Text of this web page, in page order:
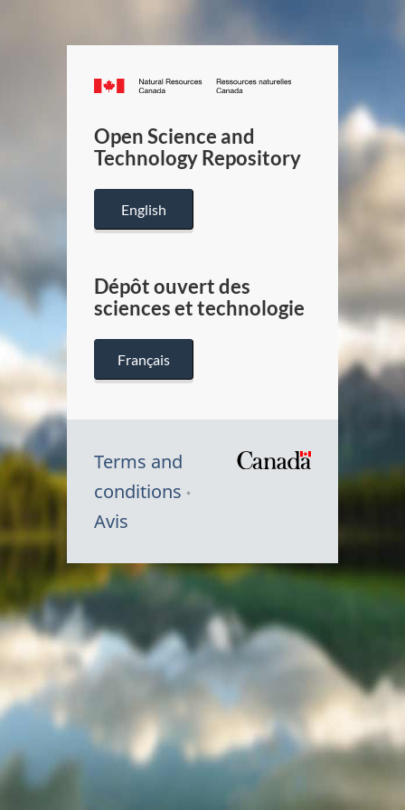
Canada.ca
/
Canada
Open Science and
Technology Repository
English
Dépôt ouvert des
sciences et technologie
Français
Terms and
conditions
Avis
Symbole
du